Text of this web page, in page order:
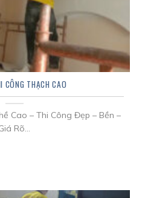
CÔNG THẠCH CAO
Cao – Thi Công Đẹp – Bền –
Rõ...